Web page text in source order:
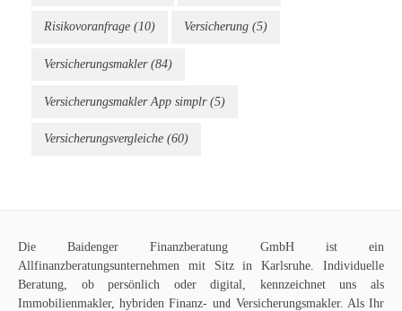
Risikovoranfrage (10) Versicherung (5)
Versicherungsmakler(84)
Versicherungsmakler App simplr(5)
Versicherungsvergleiche (60)
DieBaidenger Finanzberatung GmbHist ein
Allfinanzberatungsunternehmen mit Sitz in Karlsruhe. Individuelle
Beratung, ob persönlich oder digital, kennzeichnet uns als
Immobilienmakler, hybriden Finanz- und Versicherungsmakler. Als Ihr